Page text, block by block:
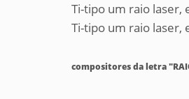
Ti-tipo um raio laser,
Ti-tipo um raio laser,
compositores da letra